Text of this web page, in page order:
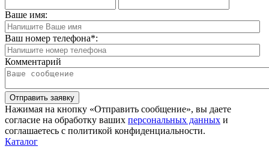
Ваше имя:
Ваш номер телефона*:
Комментарий
Отправить заявку
Нажимая на кнопку «Отправить сообщение», вы даете
согласие на обработку ваших персональных данных и
соглашаетесь с политикой конфиденциальности.
Каталог